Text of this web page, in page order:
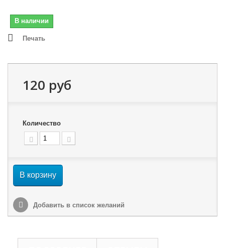
В наличии
Печать
120 руб
Количество
В корзину
Добавить в список желаний